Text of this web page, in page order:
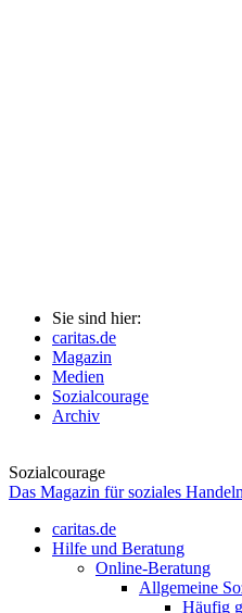
Sie sind hier:
caritas.de
Magazin
Medien
Sozialcourage
Archiv
Sozialcourage
Das Magazin für soziales Handeln
caritas.de
Hilfe und Beratung
Online-Beratung
Allgemeine
Häufig